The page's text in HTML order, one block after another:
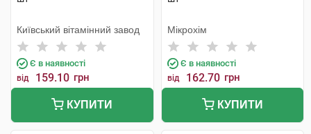
Київський вітамінний завод
Є в наявності
від 159.10 грн
КУПИТИ
Мікрохім
Є в наявності
від 162.70 грн
КУПИТИ